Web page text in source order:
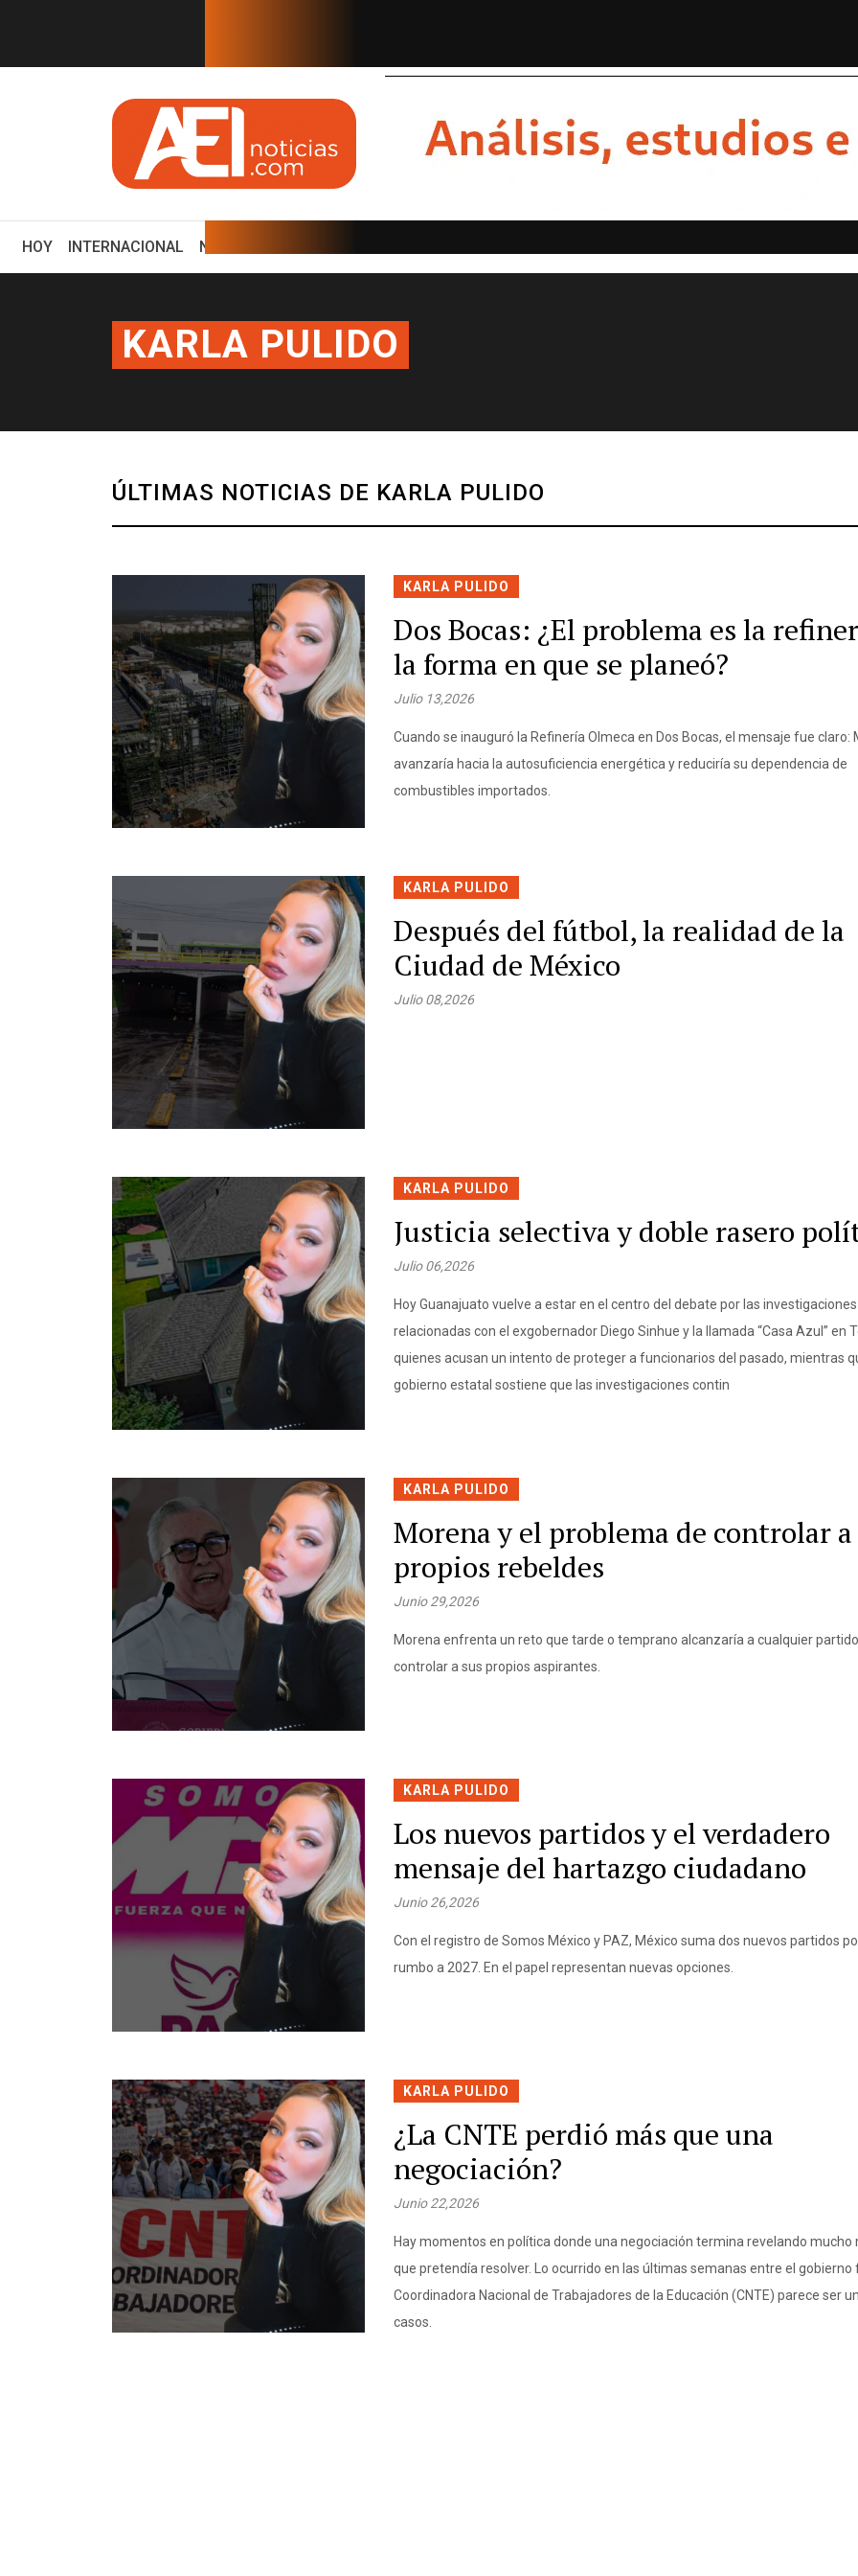
EN TIEMPO REAL
Eduardo Osuna, Guillerm...ZACATECAS DEBE SER UNO DE LOS GRANDES DESTINOS TURÍS...Con emotivo
HOY(CURRENT)
INTERNACIONAL NACIONAL
KARLA PULIDO
ÚLTIMAS NOTICIAS DE KARLA PULIDO
KARLA PULIDO
Dos Bocas: ¿El problema es la
la forma en que se planeó?
Julio 13,2026
Cuando se inauguró la Refinería Olmeca en Dos Bocas, el mensaje fue claro:
avanzaría hacia la autosuficiencia energética y reduciría su dependencia de
combustibles importados.
KARLA PULIDO
Después del fútbol, la realidad de la
Ciudad de México
Julio 08,2026
KARLA PULIDO
Justicia selectiva y doble rasero
Julio 06,2026
Hoy Guanajuato vuelve a estar en el centro del debate por las investigaciones
relacionadas con el exgobernador Diego Sinhue y la llamada “Casa Azul” en
quienes acusan un intento de proteger a funcionarios del pasado, mientras
gobierno estatal sostiene que las investigaciones contin
KARLA PULIDO
Morena y el problema de controlar a
propios rebeldes
Junio 29,2026
Morena enfrenta un reto que tarde o temprano alcanzaría a cualquier
controlar a sus propios aspirantes.
KARLA PULIDO
Los nuevos partidos y el verdadero
mensaje del hartazgo ciudadano
Junio 26,2026
Con el registro de Somos México y PAZ, México suma dos nuevos partidos
rumbo a 2027. En el papel representan nuevas opciones.
KARLA PULIDO
¿La CNTE perdió más que una
negociación?
Junio 22,2026
Hay momentos en política donde una negociación termina revelando mucho
que pretendía resolver. Lo ocurrido en las últimas semanas entre el gobierno
Coordinadora Nacional de Trabajadores de la Educación (CNTE) parece ser
casos.